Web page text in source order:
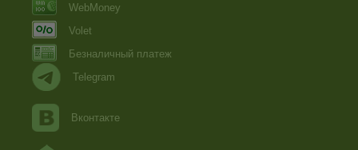
WebMoney
Volet
Безналичный платеж
Telegram
Вконтакте